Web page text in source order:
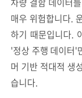
매우 위험합니다.
하기 때문입니다.
'정상 주행 데이터'
머 기반 적대적 생
습니다.